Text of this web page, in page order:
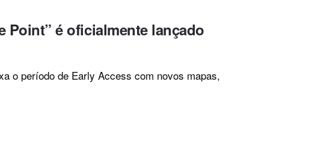
Point” é oficialmente lançado
o período de Early Access com novos mapas,